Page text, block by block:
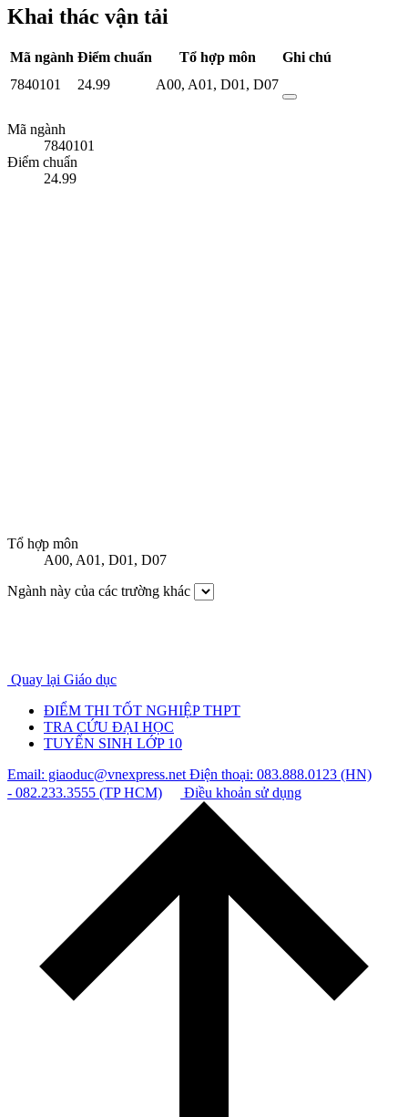
Khai thác vận tải
Mã ngành Điểm chuẩn Tổ hợp môn
Ghi chú
7840101
24.99 A00, A01, D01, D07
Mã ngành
7840101
Điểm chuẩn
24.99
Tổ hợp môn
A00, A01, D01, D07
Ngành này của các trường khác
Quay lại Giáo dục
ĐIỂM THI TỐT NGHIỆP THPT
TRA CỨU ĐẠI HỌC
TUYỂN SINH LỚP 10
Email: giaoduc@vnexpress.netĐiện thoại: 083.888.0123 (HN)
- 082.233.3555 (TP HCM)
Điều khoản sử dụng